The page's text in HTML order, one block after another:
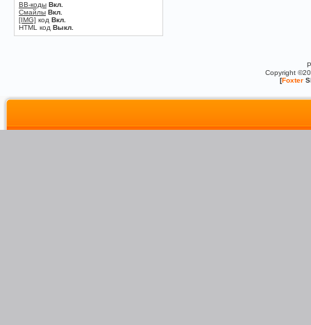
BB-коды Вкл.
Смайлы Вкл.
[IMG] код Вкл.
HTML код Выкл.
Copyright
[Foxter